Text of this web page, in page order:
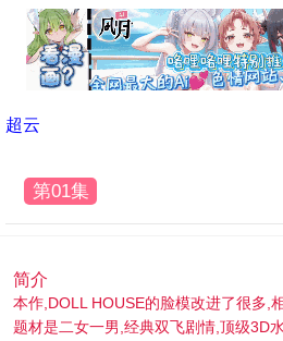
超云
第01集
简介
本作,DOLL HOUSE的脸模改进了很多,
题材是二女一男,经典双飞剧情,顶级3D